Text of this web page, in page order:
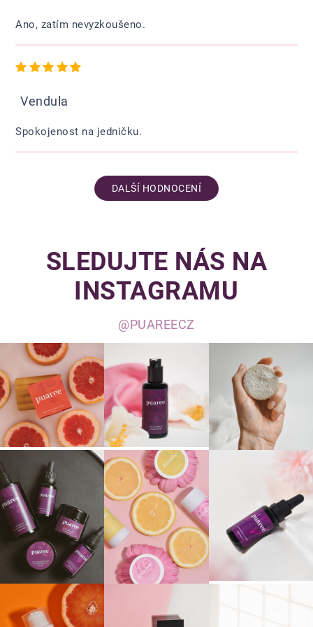
Ano, zatím nevyzkoušeno.
Vendula
Hodnocení obchodu je 5 z 5 hvězdiček.
Spokojenost na jedničku.
DALŠÍ HODNOCENÍ
SLEDUJTE NÁS NA
INSTAGRAMU
@PUAREECZ